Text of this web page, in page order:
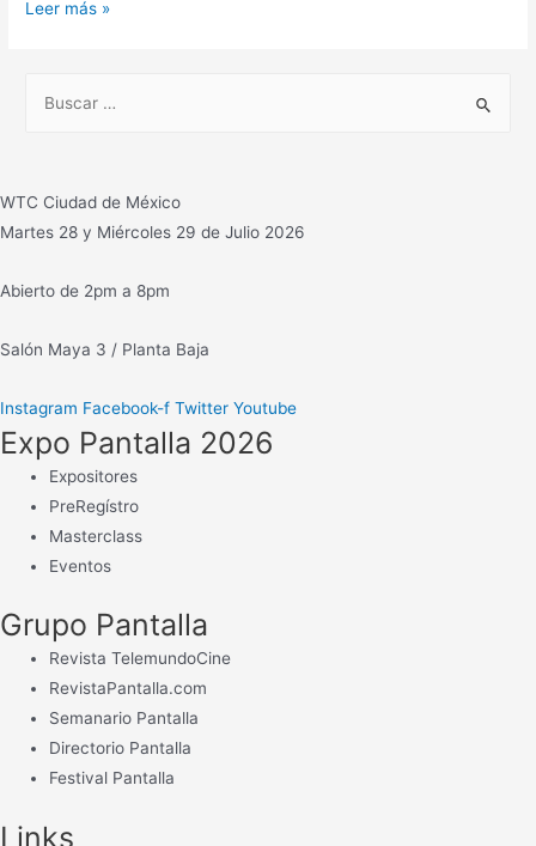
UNIDAD
Expandible:
mercado
Leer más »
WTC Ciudad de México
Martes 28 y Miércoles 29 de Julio 2026
Abierto de 2pm a 8pm
Salón Maya 3 / Planta Baja
Instagram Facebook-f Twitter Youtube
Expo Pantalla 2026
Expositores
PreRegístro
Masterclass
Eventos
Grupo Pantalla
Revista TelemundoCine
RevistaPantalla.com
Semanario Pantalla
Directorio Pantalla
Festival Pantalla
Links